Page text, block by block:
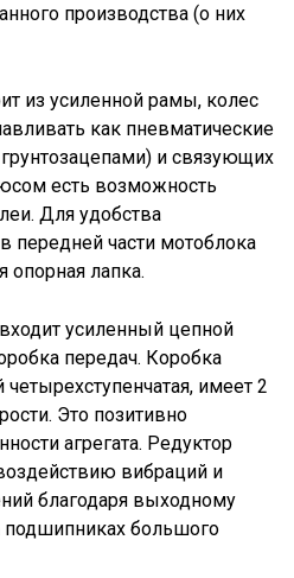
производства (о них
из усиленной рамы, колес
как пневматические
и связующих
есть возможность
Для удобства
передней части мотоблока
опорная лапка.
усиленный цепной
передач. Коробка
имеет 2
Это позитивно
агрегата. Редуктор
вибраций и
благодаря выходному
подшипниках большого